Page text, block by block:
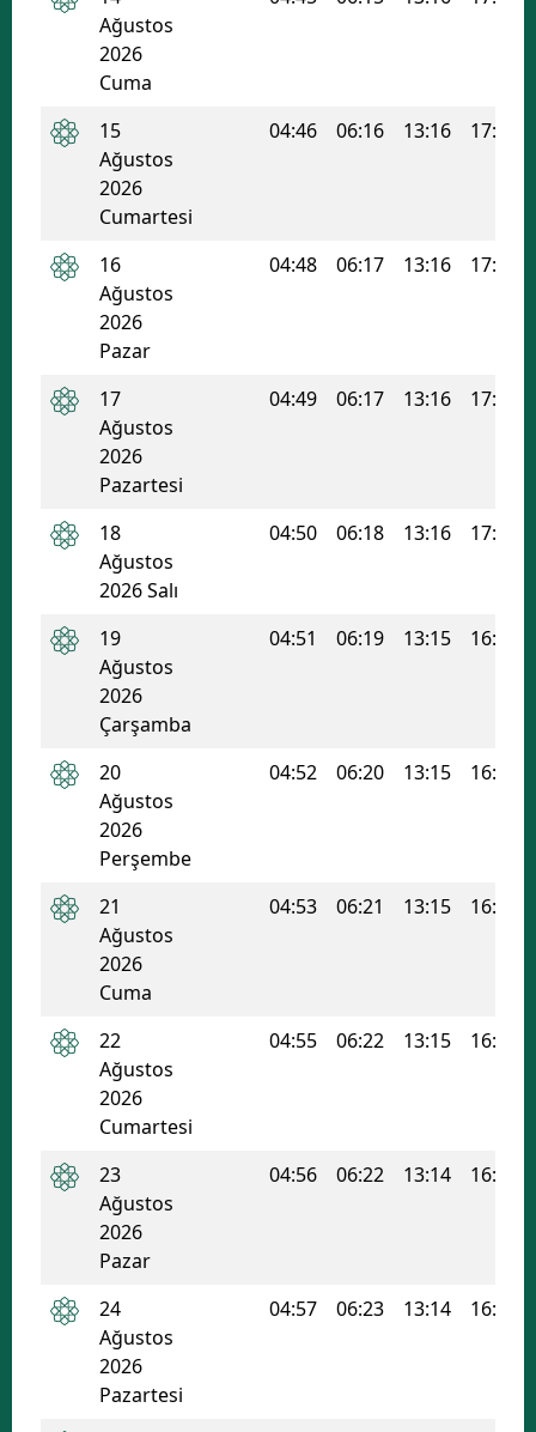
Malatya
Mardin
Muş
Sinop
Tokat
Ağustos
2026
Cuma
15
Ağustos
2026
Cumartesi
04:46 06:16 13:16 17:01
16
Ağustos
2026
Pazar
04:48 06:17 13:16 17:01
17
Ağustos
2026
Pazartesi
04:49 06:17 13:16 17:00
18
Ağustos
2026 Salı
04:50 06:18 13:16 17:00
19
Ağustos
2026
Çarşamba
04:51 06:19 13:15 16:59
20
Ağustos
2026
Perşembe
04:52 06:20 13:15 16:58
21
Ağustos
2026
Cuma
04:53 06:21 13:15 16:58
22
Ağustos
2026
Cumartesi
04:55 06:22 13:15 16:57
23
Ağustos
2026
Pazar
04:56 06:22 13:14 16:57
24
Ağustos
2026
Pazartesi
04:57 06:23 13:14 16:56